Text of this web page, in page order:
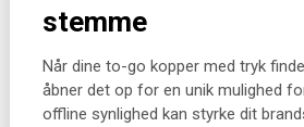
stemme
Når dine to-go kopper med tryk
åbner det op for en unik mulighed
offline synlighed kan styrke dit